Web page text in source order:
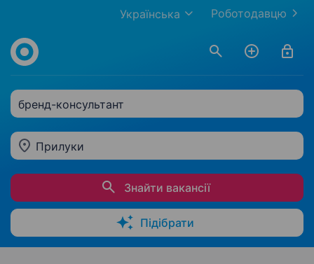
Роботодавцю
Українська
бренд-консультант
Прилуки
Знайти вакансії
Підібрати